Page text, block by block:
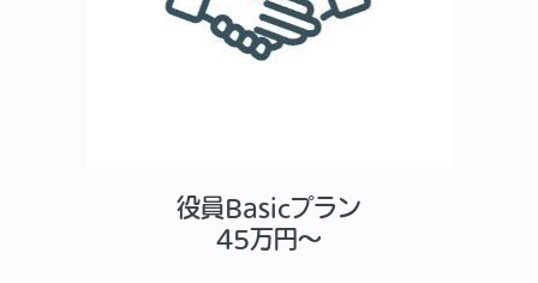
役員Basicプラン
45万円～